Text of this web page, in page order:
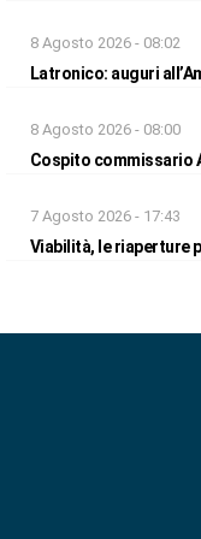
8 Agosto 2026 - 08:02
Latronico: auguri
8 Agosto 2026 - 08:00
Cospito commissario
7 Agosto 2026 - 17:43
Viabilità, le riaperture